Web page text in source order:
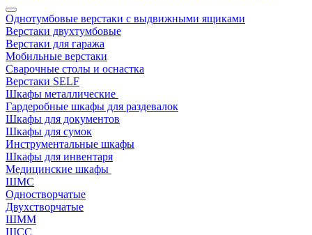
Однотумбовые верстаки с выдвижными ящиками
Верстаки двухтумбовые
Верстаки для гаража
Мобильные верстаки
Сварочные столы и оснастка
Верстаки SELF
Шкафы металлические
Гардеробные шкафы для раздевалок
Шкафы для документов
Шкафы для сумок
Инструментальные шкафы
Шкафы для инвентаря
Медицинские шкафы
ШМС
Одностворчатые
Двухстворчатые
ШММ
ШСС